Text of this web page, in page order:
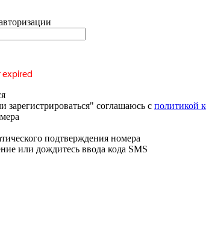
соглашаюсь с политикой
подтверждения номера
или дождитесь ввода кода SMS